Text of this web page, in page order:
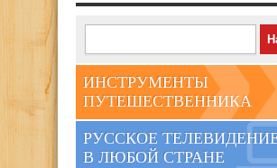
ИНСТРУМЕНТЫ
ПУТЕШЕСТВЕННИКА
РУССКОЕ
В ЛЮБОЙ СТРАНЕ